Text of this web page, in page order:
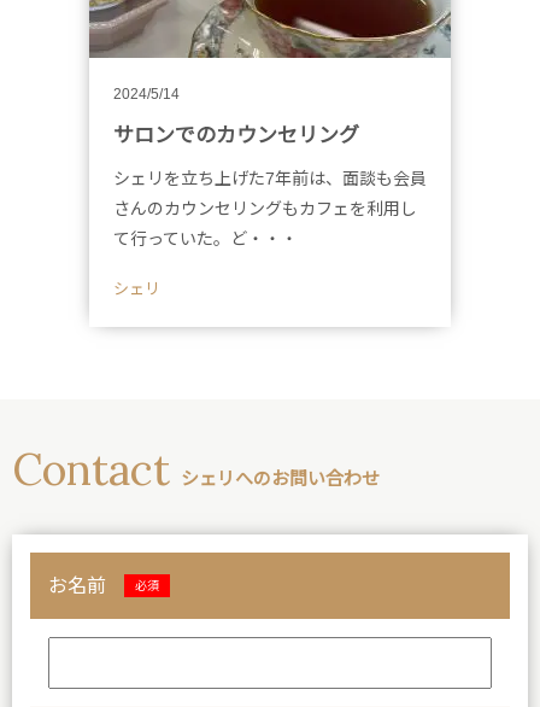
2024/5/14
サロンでのカウンセリング
シェリを立ち上げた7年前は、面談も会員
さんのカウンセリングもカフェを利用し
て行っていた。ど・・・
シェリ
Contact シェリへのお問い合わせ
お名前 必須